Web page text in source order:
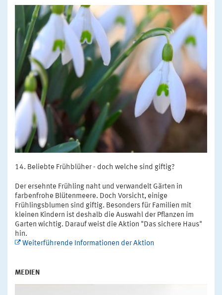
Beliebte Frühblüher - doch welche sind giftig?
Der ersehnte Frühling naht und verwandelt Gärten in
farbenfrohe Blütenmeere. Doch Vorsicht, einige
Frühlingsblumen sind giftig. Besonders für Familien mit
kleinen Kindern ist deshalb die Auswahl der Pflanzen im
Garten wichtig. Darauf weist die Aktion "Das sichere Haus"
hin.
Weiterführende Informationen der Aktion
MEDIEN